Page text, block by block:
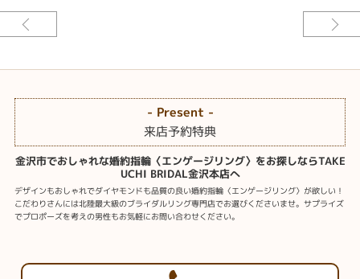
- Present -
来店予約特典
金沢市でおしゃれな婚約指輪〈エンゲージリング〉をお探しならTAKE
UCHI BRIDAL金沢本店へ
デザインもおしゃれでダイヤモンドも品質の良い婚約指輪〈エンゲージリング〉が欲しい！
こだわりさんには北陸最大級のブライダルリング専門店でお選びくださいませ。サプライズ
でプロポーズを考えの男性もお気軽にお問い合わせください。